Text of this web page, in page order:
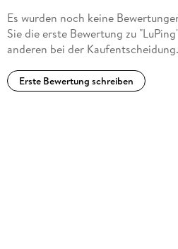
Es wurden noch keine
Sie die erste Bewertung zu
anderen bei der Kaufentscheidung.
Erste Bewertung schreiben